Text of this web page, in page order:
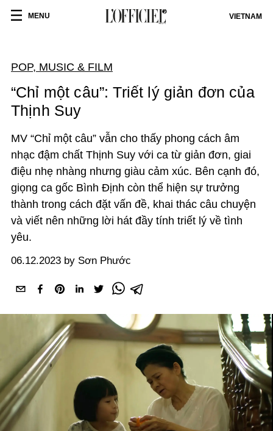
MENU VIETNAM
POP, MUSIC & FILM
“Chỉ một câu”: Triết lý giản đơn của
Thịnh Suy
MV “Chỉ một câu” vẫn cho thấy phong cách âm
nhạc đậm chất Thịnh Suy với ca từ giản đơn, giai
điệu nhẹ nhàng nhưng giàu cảm xúc. Bên cạnh đó,
giọng ca gốc Bình Định còn thể hiện sự trưởng
thành trong cách đặt vấn đề, khai thác câu chuyện
và viết nên những lời hát đầy tính triết lý về tình
yêu.
06.12.2023 by Sơn Phước